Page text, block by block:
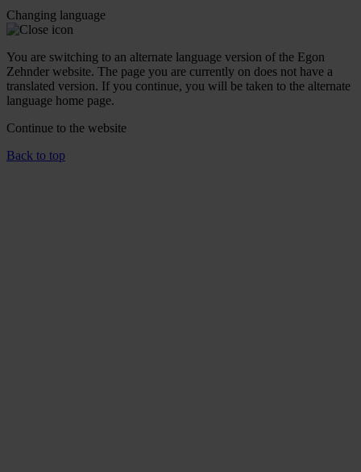
Changing language
You are switching to an alternate language version of the Egon
Zehnder website. The page you are currently on does not have a
translated version. If you continue, you will be taken to the alternate
language home page.
Continue to the website
Back to top